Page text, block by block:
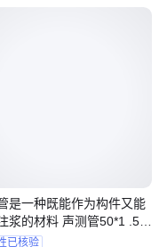
是一种既能作为构件又能
浆的材料 声测管50*1 .5沉
已核验